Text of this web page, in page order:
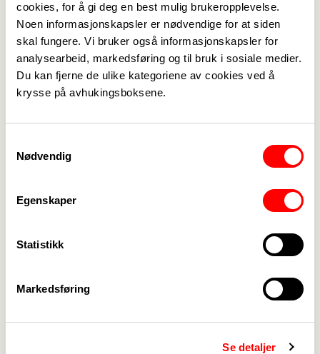
cookies, for å gi deg en best mulig brukeropplevelse.
Noen informasjonskapsler er nødvendige for at siden
skal fungere. Vi bruker også informasjonskapsler for
analysearbeid, markedsføring og til bruk i sosiale medier.
Du kan fjerne de ulike kategoriene av cookies ved å
krysse på avhukingsboksene.
Nødvendig
Egenskaper
Statistikk
Markedsføring
Se detaljer
kompetansen denne profesjonen har, er
avgjørende når vi skal fortsette digitaliseringen i
forvaltningen.
Allerede nå bør arkivansvarlige være mer delaktig i
prosessen når nye saksbehandlings- og
personene eksisterer allerede i dag på alle
Marianne Haukland, stortingsrepresentant og
en artikkel for Kommunalrapport om viktigheten
kompetanse på feltet til å løse utfordringer også
rapport.no/meninger/er-det-pa-tide-a-borste-
stovet-av-arkivarene/121956!/